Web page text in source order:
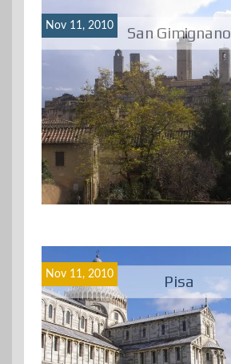
San Gimignano
Nov 11, 2010
Pisa
Nov 11, 2010